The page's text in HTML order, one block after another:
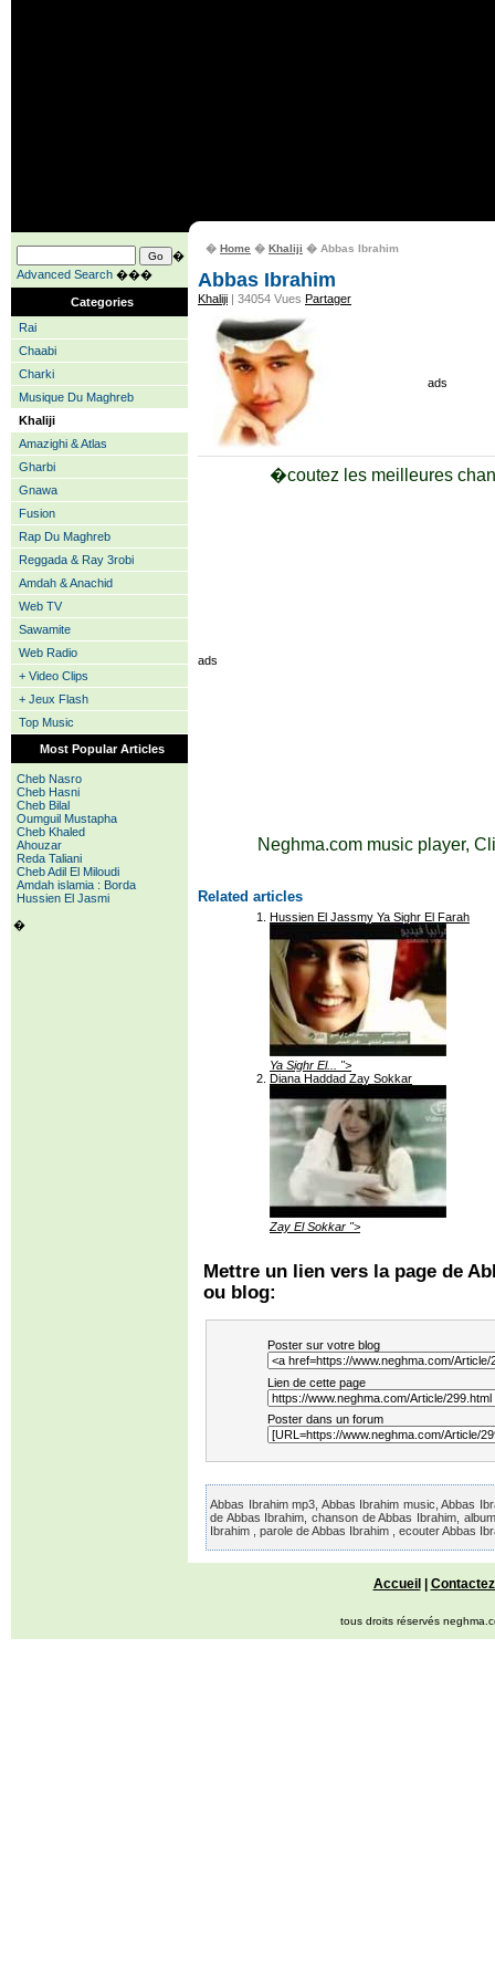
�
Advanced Search ���
Categories
Rai
Chaabi
Charki
Musique Du Maghreb
Khaliji
Amazighi & Atlas
Gharbi
Gnawa
Fusion
Rap Du Maghreb
Reggada & Ray 3robi
Amdah & Anachid
Web TV
Sawamite
Web Radio
+ Video Clips
+ Jeux Flash
Top Music
Most Popular Articles
Cheb Nasro
Cheb Hasni
Cheb Bilal
Oumguil Mustapha
Cheb Khaled
Ahouzar
Reda Taliani
Cheb Adil El Miloudi
Amdah islamia : Borda
Hussien El Jasmi
�
� Home � Khaliji � Abbas Ibrahim
Abbas Ibrahim
Khaliji | 34054 Vues Partager
ads
�coutez les meilleures
ads
Neghma.com music player,
Related articles
Hussien El Jassmy Ya Sighr El Farah
Ya Sighr El... ">
Diana Haddad Zay Sokkar
Zay El Sokkar ">
Mettre un lien vers la page de
ou blog:
Poster sur votre blog
Lien de cette page
Poster dans un forum
Abbas Ibrahim mp3, Abbas Ibrahim music, Abbas
de Abbas Ibrahim, chanson de Abbas Ibrahim,
Ibrahim , parole de Abbas Ibrahim , ecouter Abbas
Accueil|
tous droits réservés